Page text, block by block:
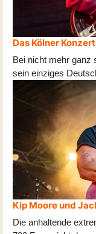
Das Kölner
Bei nicht mehr ganz
sein einziges
Kip Moore und
Die anhaltende